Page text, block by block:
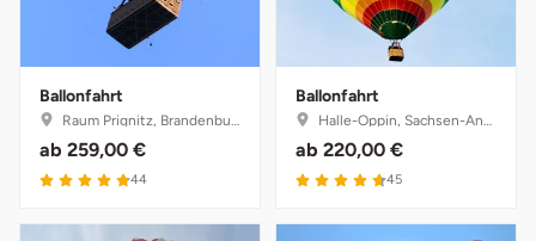
Ballonfahrt
Raum Prignitz, Brandenburg
ab 259,00 €
4.9 von 5
44
Ballonfahrt
Halle-Oppin, Sachsen-Anhalt
ab 220,00 €
4.7 von 5
45